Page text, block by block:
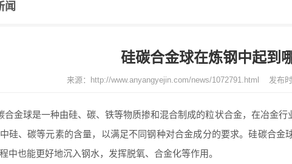
闻
硅碳合金球在炼钢中起到
来源： http://www.anyangyejin.com/news/1072791.html 发布
金球是一种由硅、碳、铁等物质掺和混合制成的粒状合金，在冶金行
硅、碳等元素的含量，以满足不同钢种对合金成分的要求。硅碳合金
中也能更好地沉入钢水，发挥脱氧、合金化等作用。